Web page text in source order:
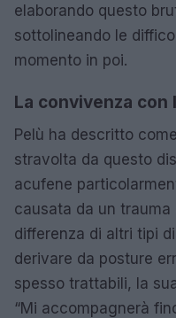
elaborando questo
sottolineando le
momento in poi.
La convivenza con
Pelù ha descritto
stravolta da questo
acufene
causata da un trauma
differenza di altri tipi
derivare da posture
spesso trattabili, la
“Mi accompagnerà